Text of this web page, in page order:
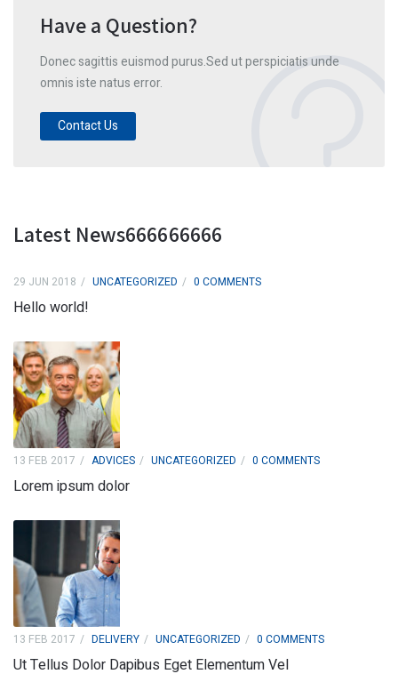
Have a Question?
Donec sagittis euismod purus.Sed ut perspiciatis unde
omnis iste natus error.
Contact Us
Latest News666666666
29 JUN 2018 UNCATEGORIZED 0 COMMENTS
Hello world!
13 FEB 2017 ADVICES UNCATEGORIZED 0 COMMENTS
Lorem ipsum dolor
13 FEB 2017 DELIVERY UNCATEGORIZED 0 COMMENTS
Ut Tellus Dolor Dapibus Eget Elementum Vel